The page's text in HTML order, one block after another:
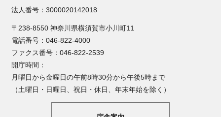
法人番号：3000020142018
〒238-8550 神奈川県横須賀市小川町11
電話番号：046-822-4000
ファクス番号：046-822-2539
開庁時間：
月曜日から金曜日の午前8時30分から午後5時まで
（土曜日・日曜日、祝日・休日、年末年始を除く）